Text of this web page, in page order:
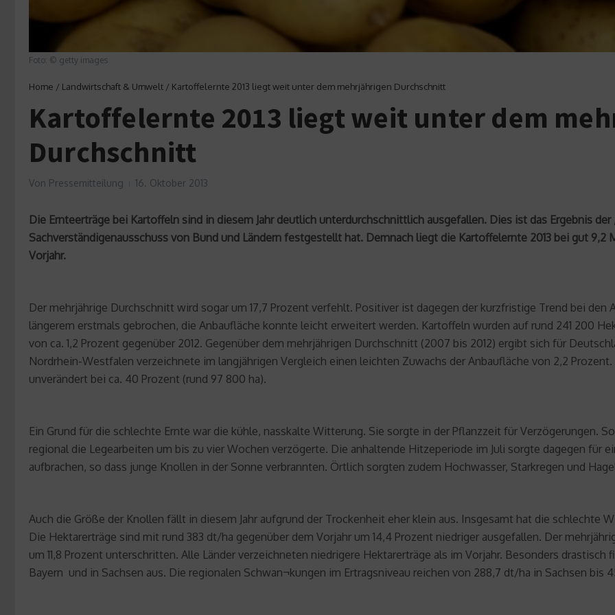
Foto: © getty images
Home / Landwirtschaft & Umwelt / Kartoffelernte 2013 liegt weit unter dem mehrjährigen Durchschnitt
Kartoffelernte 2013 liegt weit unter dem
Durchschnitt
Von Pressemitteilung 16. Oktober 2013
Die Ernteerträge bei Kartoffeln sind in diesem Jahr deutlich unterdurchschnittlich ausgefallen. Dies ist das Ergebnis
Sachverständigenausschuss von Bund und Ländern festgestellt hat. Demnach liegt die Kartoffelernte 2013 bei gut 9,2
Vorjahr.
Der mehrjährige Durchschnitt wird sogar um 17,7 Prozent verfehlt. Positiver ist dagegen der kurzfristige Trend bei den
längerem erstmals gebrochen, die Anbaufläche konnte leicht erweitert werden. Kartoffeln wurden auf rund 241 200
von ca. 1,2 Prozent gegenüber 2012. Gegenüber dem mehrjährigen Durchschnitt (2007 bis 2012) ergibt sich für
Nordrhein-Westfalen verzeichnete im langjährigen Vergleich einen leichten Zuwachs der Anbaufläche von 2,2
unverändert bei ca. 40 Prozent (rund 97 800 ha).
Ein Grund für die schlechte Ernte war die kühle, nasskalte Witterung. Sie sorgte in der Pflanzzeit für Verzögerungen.
regional die Legearbeiten um bis zu vier Wochen verzögerte. Die anhaltende Hitzeperiode im Juli sorgte dagegen für
aufbrachen, so dass junge Knollen in der Sonne verbrannten. Örtlich sorgten zudem Hochwasser, Starkregen und
Auch die Größe der Knollen fällt in diesem Jahr aufgrund der Trockenheit eher klein aus. Insgesamt hat die schlechte
Die Hektarerträge sind mit rund 383 dt/ha gegenüber dem Vorjahr um 14,4 Prozent niedriger ausgefallen. Der
um 11,8 Prozent unterschritten. Alle Länder verzeichneten niedrigere Hektarerträge als im Vorjahr. Besonders
Bayern und in Sachsen aus. Die regionalen Schwan¬kungen im Ertragsniveau reichen von 288,7 dt/ha in Sachsen bis